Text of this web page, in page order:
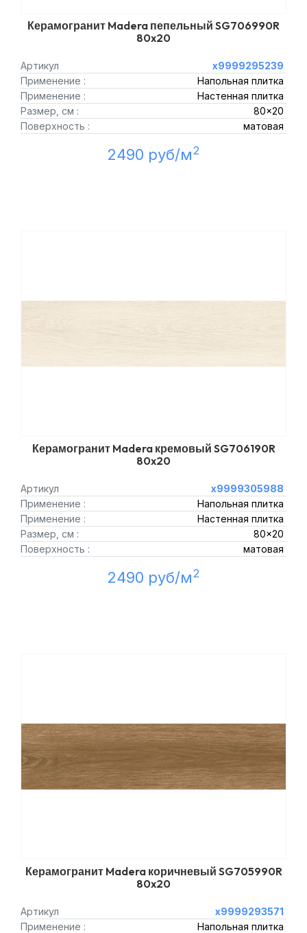
Керамогранит Madera пепельный SG706990R
80x20
Артикул
х9999295239
Применение :
Напольная плитка
Применение :
Настенная плитка
Размер, см :
80x20
Поверхность :
матовая
2490 руб/м2
Керамогранит Madera кремовый SG706190R
80x20
Артикул
х9999305988
Применение :
Напольная плитка
Применение :
Настенная плитка
Размер, см :
80x20
Поверхность :
матовая
2490 руб/м2
Керамогранит Madera коричневый SG705990R
80x20
Артикул
х9999293571
Применение :
Напольная плитка